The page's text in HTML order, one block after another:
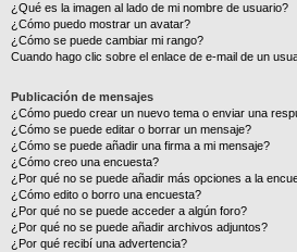
¿Qué es la imagen al lado de mi nombre de usuario?
¿Cómo puedo mostrar un avatar?
¿Cómo se puede cambiar mi rango?
Cuando hago clic sobre el enlace de e-mail de un
Publicación de mensajes
¿Cómo puedo crear un nuevo tema o enviar una
¿Cómo se puede editar o borrar un mensaje?
¿Cómo se puede añadir una firma a mi mensaje?
¿Cómo creo una encuesta?
¿Por qué no se puede añadir más opciones a la
¿Cómo edito o borro una encuesta?
¿Por qué no se puede acceder a algún foro?
¿Por qué no se puede añadir archivos adjuntos?
¿Por qué recibí una advertencia?